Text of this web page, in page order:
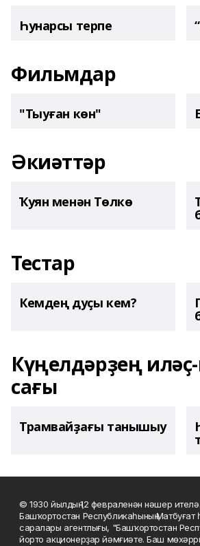
Һунарсы терпе
Фильмдар
"Тыуған көн"
Әкиәттәр
Ҡуян менән Төлкө
Тестар
Кемдең дуҫы кем?
Күңелдәрҙең
сағы
Трамвайҙағы танышыу
© 1930 йылдың 12 февраленән нәшер
Башҡортостан Республикаһының Матбуғат
саралары агентлығы, "Башҡортостан
йорто акционерҙар йәмғиәте. Баш